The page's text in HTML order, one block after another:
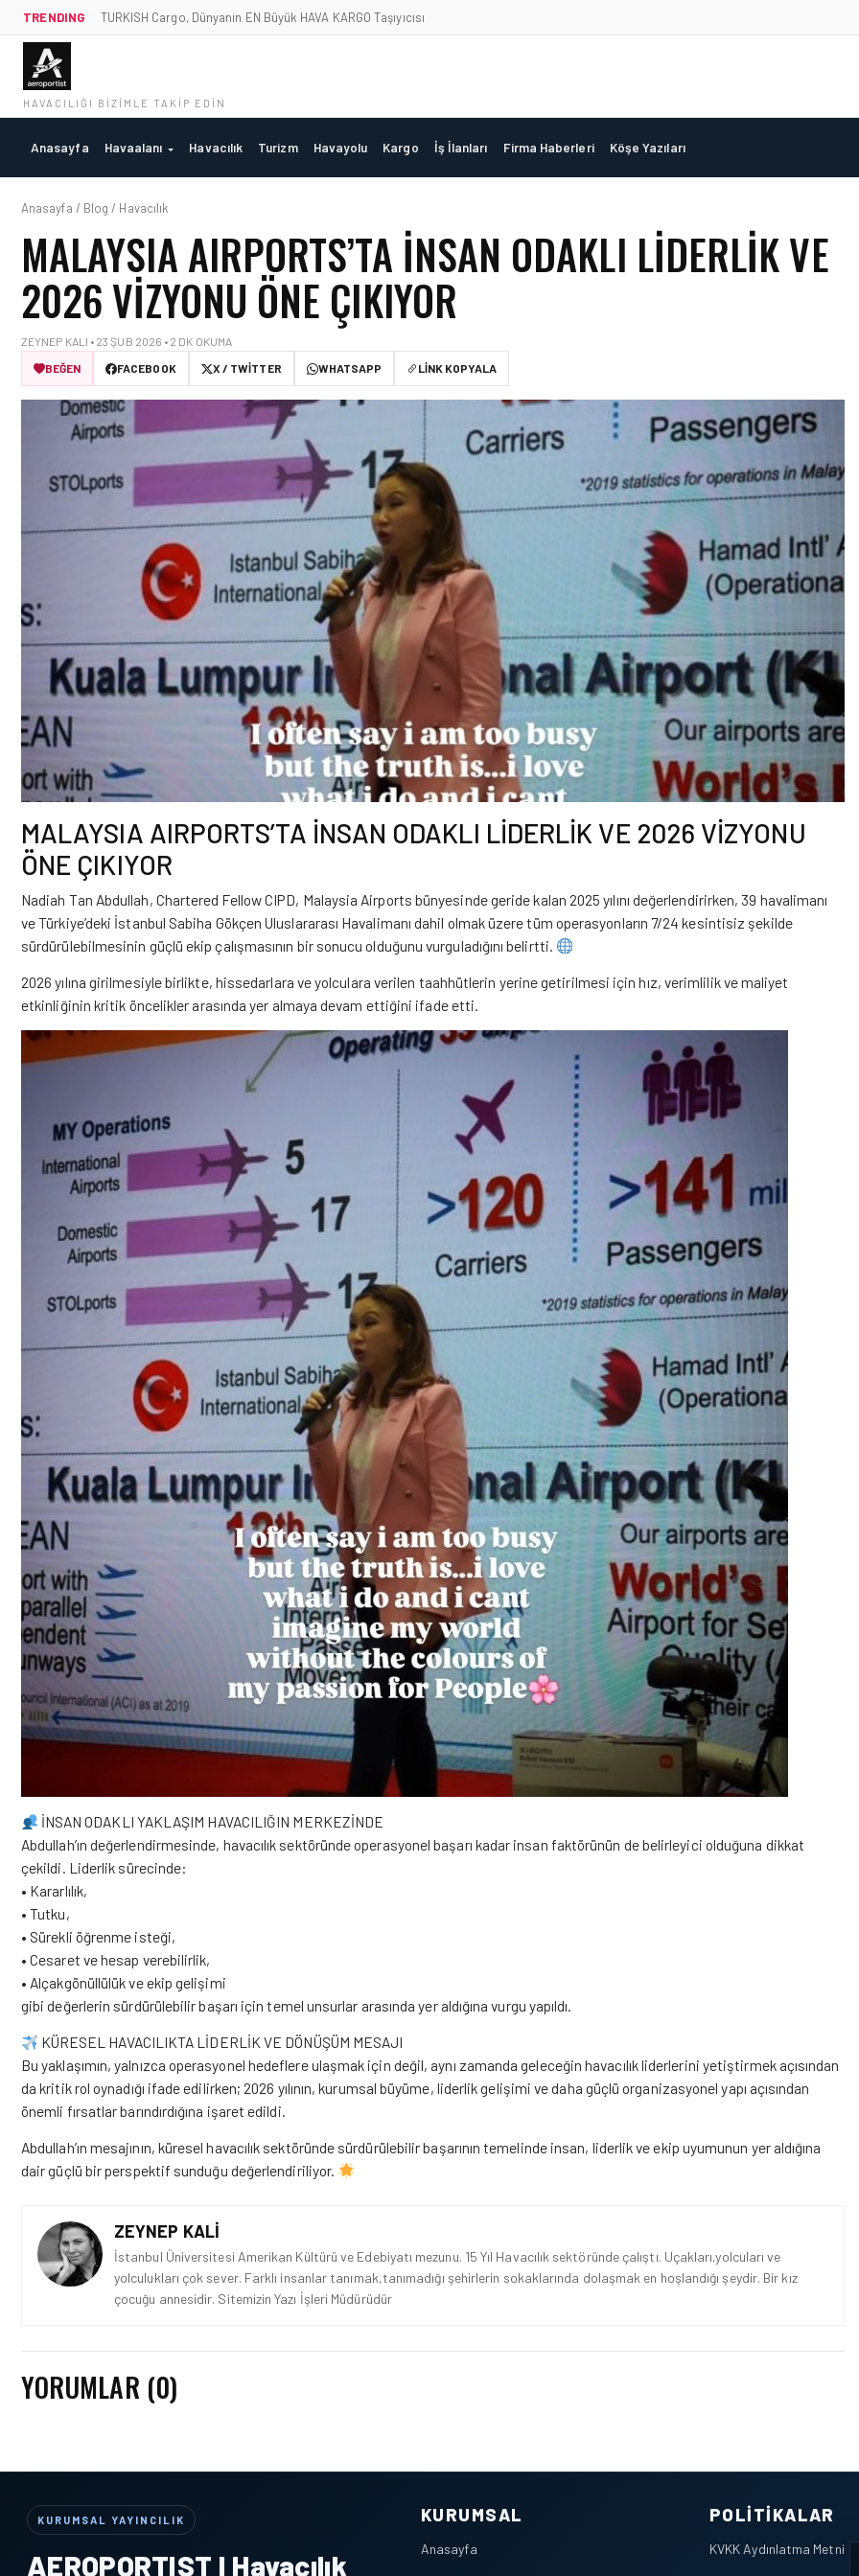
TRENDING TURKISH Cargo, Dünyanın EN Büyük HAVA KARGO Taşıyıcısı
HAVACILIĞI BIZIMLE TAKIP EDIN
Anasayfa Havaalanı Havacılık Turizm Havayolu Kargo İş İlanları Firma Haberleri Köşe Yazıları
Anasayfa / Blog / Havacılık
MALAYSIA AIRPORTS’TA İNSAN ODAKLI LIDERLIK VE
2026 VIZYONU ÖNE ÇIKIYOR
ZEYNEP KALI • 23 ŞUB 2026 • 2 DK OKUMA
BEĞEN
FACEBOOK X / TWITTER WHATSAPP LINK KOPYALA
MALAYSIA AIRPORTS’TA İNSAN ODAKLI LİDERLİK VE 2026 VİZYONU
ÖNE ÇIKIYOR
Nadiah Tan Abdullah, Chartered Fellow CIPD, Malaysia Airports bünyesinde geride kalan 2025 yılını değerlendirirken, 39 havalimanı
ve Türkiye’deki İstanbul Sabiha Gökçen Uluslararası Havalimanı dahil olmak üzere tüm operasyonların 7/24 kesintisiz şekilde
sürdürülebilmesinin güçlü ekip çalışmasının bir sonucu olduğunu vurguladığını belirtti.
2026 yılına girilmesiyle birlikte, hissedarlara ve yolculara verilen taahhütlerin yerine getirilmesi için hız, verimlilik ve maliyet
etkinliğinin kritik öncelikler arasında yer almaya devam ettiğini ifade etti.
İNSAN ODAKLI YAKLAŞIM HAVACILIĞIN MERKEZİNDE
Abdullah’ın değerlendirmesinde, havacılık sektöründe operasyonel başarı kadar insan faktörünün de belirleyici olduğuna dikkat
çekildi. Liderlik sürecinde:
• Kararlılık,
• Tutku,
• Sürekli öğrenme isteği,
• Cesaret ve hesap verebilirlik,
• Alçakgönüllülük ve ekip gelişimi
gibi değerlerin sürdürülebilir başarı için temel unsurlar arasında yer aldığına vurgu yapıldı.
KÜRESEL HAVACILIKTA LİDERLİK VE DÖNÜŞÜM MESAJI
Bu yaklaşımın, yalnızca operasyonel hedeflere ulaşmak için değil, aynı zamanda geleceğin havacılık liderlerini yetiştirmek açısından
da kritik rol oynadığı ifade edilirken; 2026 yılının, kurumsal büyüme, liderlik gelişimi ve daha güçlü organizasyonel yapı açısından
önemli fırsatlar barındırdığına işaret edildi.
Abdullah’ın mesajının, küresel havacılık sektöründe sürdürülebilir başarının temelinde insan, liderlik veekip uyumunun yer aldığına
dair güçlü bir perspektif sunduğu değerlendiriliyor.
ZEYNEP KALI
İstanbul Üniversitesi Amerikan Kültürü ve Edebiyatı mezunu. 15 Yıl Havacılık sektöründe çalıştı. Uçakları,yolcuları ve
yolculukları çok sever. Farklı insanlar tanımak,tanımadığı şehirlerin sokaklarında dolaşmak en hoşlandığı şeydir. Bir kız
çocuğu annesidir. Sitemizin Yazı İşleri Müdürüdür
YORUMLAR (0)
KURUMSAL YAYINCILIK
AEROPORTIST I Havacılık
KURUMSAL
Anasayfa
POLITIKALAR
KVKK Aydınlatma Metni